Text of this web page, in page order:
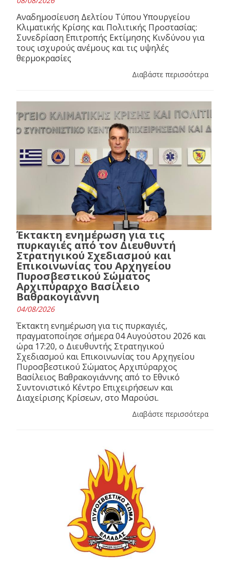
Αναδημοσίευση Δελτίου Τύπου Υπουργείου
Κλιματικής Κρίσης και Πολιτικής Προστασίας:
Συνεδρίαση Επιτροπής Εκτίμησης Κινδύνου για
τους ισχυρούς ανέμους και τις υψηλές
θερμοκρασίες
Διαβάστε περισσότερα
Έκτακτη ενημέρωση για τις
πυρκαγιές από τον Διευθυντή
Στρατηγικού Σχεδιασμού και
Επικοινωνίας του Αρχηγείου
Πυροσβεστικού Σώματος
Αρχιπύραρχο Βασίλειο
Βαθρακογιάννη
04/08/2026
Έκτακτη ενημέρωση για τις πυρκαγιές,
πραγματοποίησε σήμερα 04 Αυγούστου 2026 και
ώρα 17:20, ο Διευθυντής Στρατηγικού
Σχεδιασμού και Επικοινωνίας του Αρχηγείου
Πυροσβεστικού Σώματος Αρχιπύραρχος
Βασίλειος Βαθρακογιάννης από το Εθνικό
Συντονιστικό Κέντρο Επιχειρήσεων και
Διαχείρισης Κρίσεων, στο Μαρούσι.
Διαβάστε περισσότερα